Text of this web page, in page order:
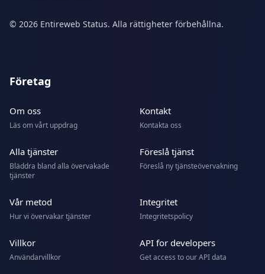
© 2026 Entireweb Status. Alla rättigheter förbehållna.
Företag
Om oss
Läs om vårt uppdrag
Kontakt
Kontakta oss
Alla tjänster
Bläddra bland alla övervakade
tjänster
Föreslå tjänst
Föreslå ny tjänsteövervakning
Vår metod
Hur vi övervakar tjänster
Integritet
Integritetspolicy
Villkor
Användarvillkor
API for developers
Get access to our API data